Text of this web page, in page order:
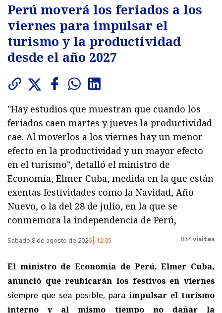
Perú moverá los feriados a los
viernes para impulsar el
turismo y la productividad
desde el año 2027
"Hay estudios que muestran que cuando los
feriados caen martes y jueves la productividad
cae. Al moverlos a los viernes hay un menor
efecto en la productividad y un mayor efecto
en el turismo", detalló el ministro de
Economía, Elmer Cuba, medida en la que están
exentas festividades como la Navidad, Año
Nuevo, o la del 28 de julio, en la que se
conmemora la independencia de Perú,
Sábado 8 de agosto de 2026 12:05 834visitas
El ministro de Economía de Perú, Elmer Cuba,
anunció que reubicarán los festivos en viernes
siempre que sea posible, para impulsar el turismo
interno y al mismo tiempo no dañar la